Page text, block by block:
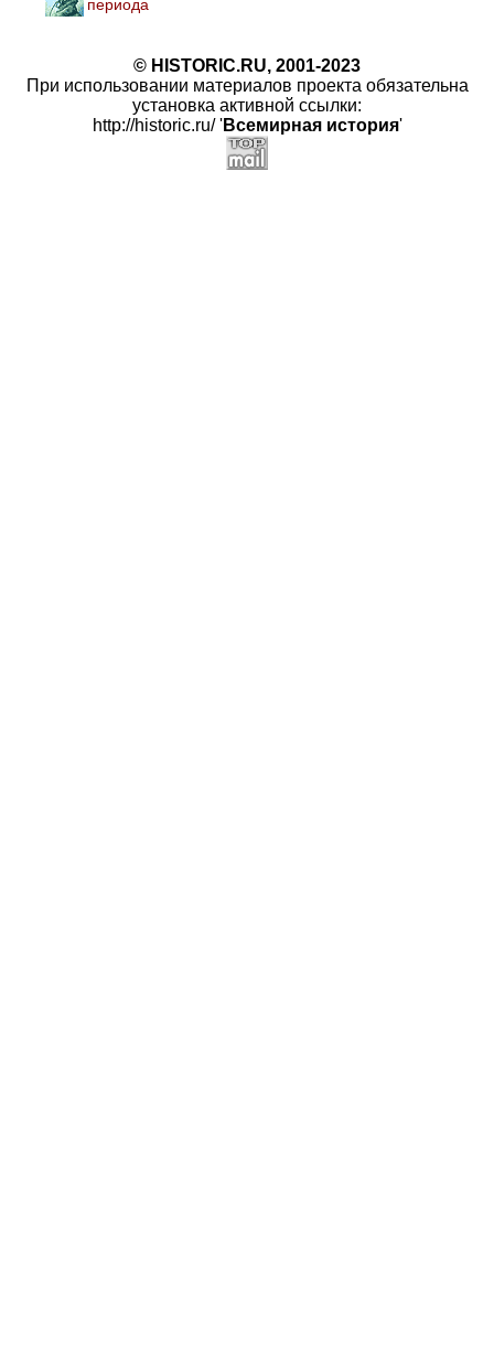
периода
© HISTORIC.RU, 2001-2023
При использовании материалов проекта обязательна
установка активной ссылки:
http://historic.ru/ 'Всемирная история'